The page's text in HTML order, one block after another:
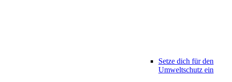
Setze dich für den
Umweltschutz ein